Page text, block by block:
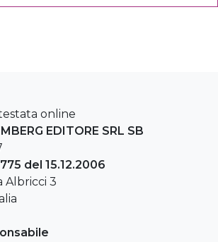
online
EDITORE SRL SB
del 15.12.2006
Albricci 3